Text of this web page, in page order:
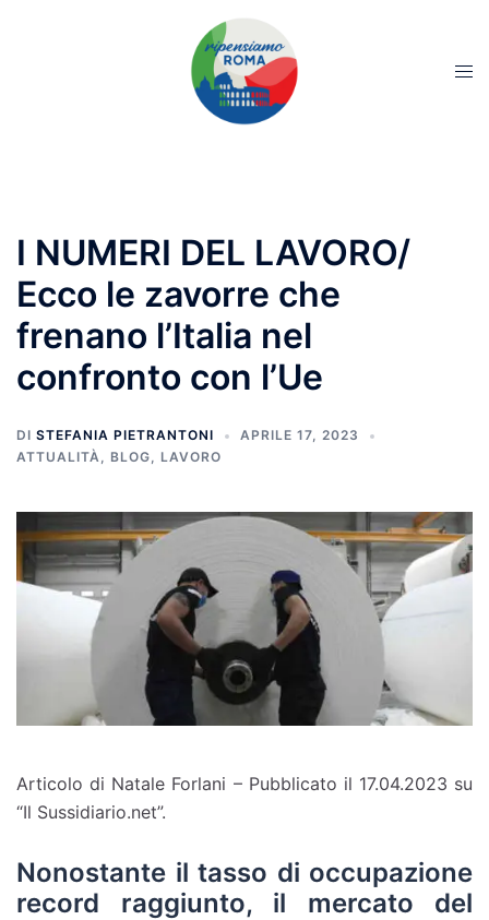
I NUMERI DEL LAVORO/
Ecco le zavorre che
frenano l’Italia nel
confronto con l’Ue
DI STEFANIA PIETRANTONI
APRILE 17, 2023
ATTUALITÀ, BLOG, LAVORO
Articolo di Natale Forlani – Pubblicato il 17.04.2023 su
“Il Sussidiario.net”.
Nonostante il tasso di occupazione
record raggiunto, il mercato del